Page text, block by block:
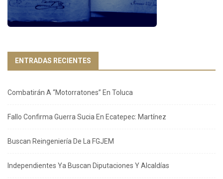
ENTRADAS RECIENTES
Combatirán A “Motorratones” En Toluca
Fallo Confirma Guerra Sucia En Ecatepec: Martínez
Buscan Reingeniería De La FGJEM
Independientes Ya Buscan Diputaciones Y Alcaldías